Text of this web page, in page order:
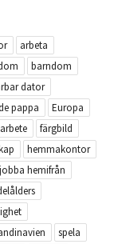
arbeta
barndom
dator
pappa
Europa
färgbild
hemmakontor
jobba hemifrån
spela